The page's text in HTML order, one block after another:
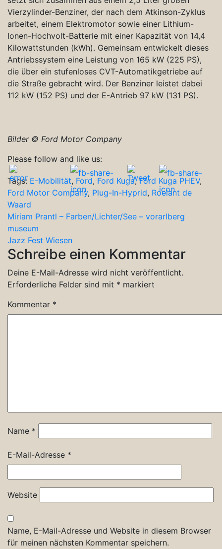
Vierzylinder-Benziner, der nach dem Atkinson-Zyklus
arbeitet, einem Elektromotor sowie einer Lithium-
Ionen-Hochvolt-Batterie mit einer Kapazität von 14,4
Kilowattstunden (kWh). Gemeinsam entwickelt dieses
Antriebssystem eine Leistung von 165 kW (225 PS),
die über ein stufenloses CVT-Automatikgetriebe auf
die Straße gebracht wird. Der Benziner leistet dabei
112 kW (152 PS) und der E-Antrieb 97 kW (131 PS).
Bilder © Ford Motor Company
Please follow and like us:
Tags: E-Mobilität, Ford, Ford Kuga,Ford Kuga PHEV,
Ford Motor Company, Plug-In-Hyprid, Roelant de
Waard
Beitragsnavigation
Miriam Prantl – Farben/Lichter/See – vorarlberg
museum
Jazz Fest Wiesen
Schreibe einen Kommentar
Deine E-Mail-Adresse wird nicht veröffentlicht.
Erforderliche Felder sind mit * markiert
Kommentar *
Name *
E-Mail-Adresse *
Website
Name, E-Mail-Adresse und Website in diesem Browser
für meinen nächsten Kommentar speichern.